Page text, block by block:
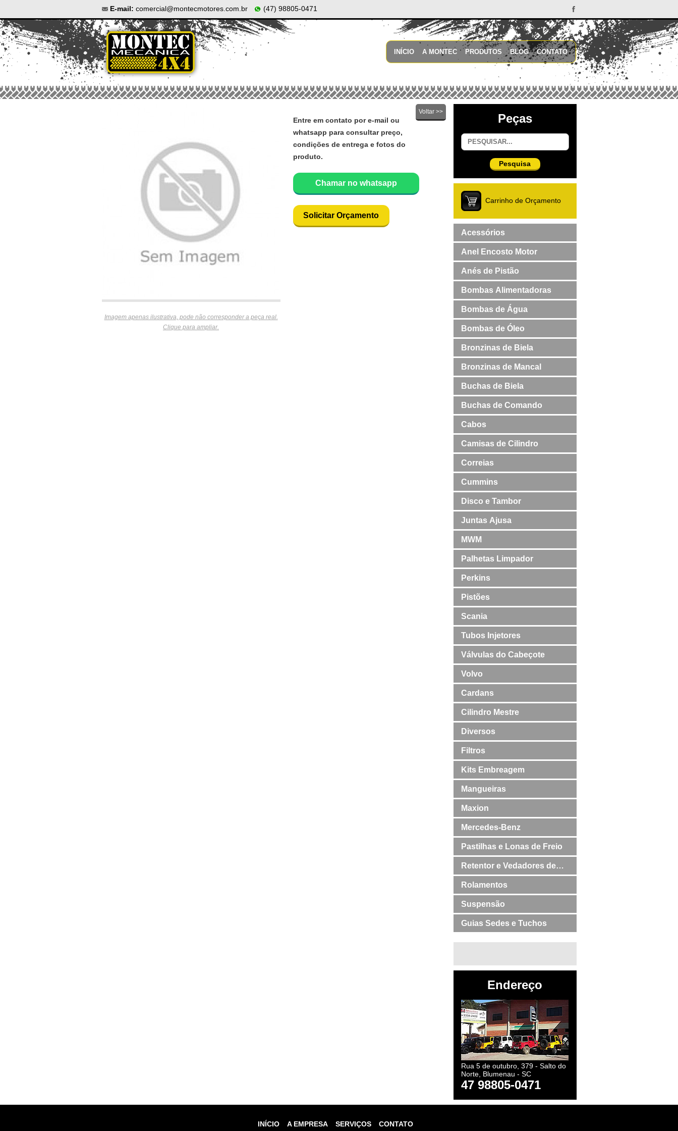
E-mail: comercial@montecmotores.com.br (47) 98805-0471
INÍCIO A MONTEC PRODUTOS BLOG CONTATO
Imagem apenas ilustrativa, pode não corresponder a peça real.
Clique para ampliar.
Voltar >>
Entre em contato por e-mail ou
whatsapp para consultar preço,
condições de entrega e fotos do
produto.
Chamar no whatsapp
Solicitar Orçamento
Peças
Pesquisa
Carrinho de Orçamento
Acessórios
Anel Encosto Motor
Anés de Pistão
Bombas Alimentadoras
Bombas de Água
Bombas de Óleo
Bronzinas de Biela
Bronzinas de Mancal
Buchas de Biela
Buchas de Comando
Cabos
Camisas de Cilindro
Correias
Cummins
Disco e Tambor
Juntas Ajusa
MWM
Palhetas Limpador
Perkins
Pistões
Scania
Tubos Injetores
Válvulas do Cabeçote
Volvo
Cardans
Cilindro Mestre
Diversos
Filtros
Kits Embreagem
Mangueiras
Maxion
Mercedes-Benz
Pastilhas e Lonas de Freio
Retentor e Vedadores de
Válvulas
Rolamentos
Suspensão
Guias Sedes e Tuchos
Endereço
Rua 5 de outubro, 379 - Salto do
Norte, Blumenau - SC
47 98805-0471
INÍCIO A EMPRESA SERVIÇOS CONTATO